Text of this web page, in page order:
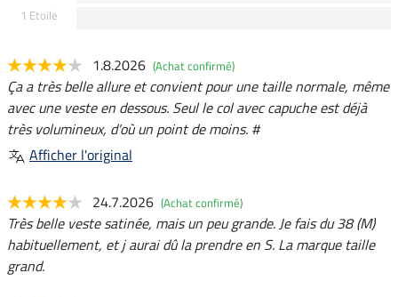
1 Etoile
1.8.2026 (Achat confirmé)
Ça a très belle allure et convient pour une taille normale, même
avec une veste en dessous. Seul le col avec capuche est déjà
très volumineux, d'où un point de moins. #
Afficher l'original
24.7.2026 (Achat confirmé)
Très belle veste satinée, mais un peu grande. Je fais du 38 (M)
habituellement, et j aurai dû la prendre en S. La marque taille
grand.